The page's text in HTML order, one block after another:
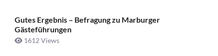
Gutes Ergebnis – Befragung zu Marburger
Gästeführungen
1612 Views